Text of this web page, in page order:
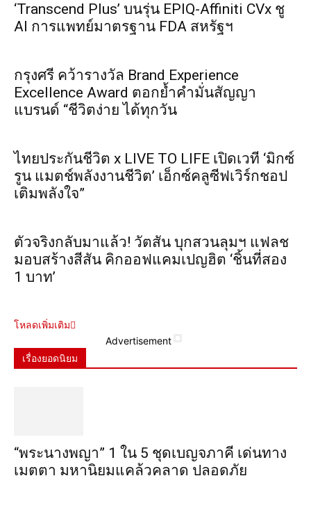
‘Transcend Plus’ บนรุ่น EPIQ-Affiniti CVx ชู
AI การแพทย์มาตรฐาน FDA สหรัฐฯ
กรุงศรี คว้ารางวัล Brand Experience
Excellence Award ตอกย้ำคำมั่นสัญญา
แบรนด์ “ชีวิตง่าย ได้ทุกวัน
ไทยประกันชีวิต x LIVE TO LIFE เปิดเวที ‘มิกซ์
รูน แมตช์พลังงานชีวิต’ เอ็กซ์คลูซีฟเวิร์กชอป
เติมพลังใจ”
ตัวจริงกลับมาแล้ว! วัตสัน บุกสวนลุมฯ แฟลช
มอบสร้างสีสัน คิกออฟแคมเปญฮิต ‘ชิ้นที่สอง
1 บาท’
โหลดเพิ่มเติม
Advertisement
เรื่องยอดนิยม
“พระ​นาง​พญา” 1 ใน 5​ ชุดเบญจ​ภาคี​ เด่นทาง
เมตตา​ มหา​นิยม​แคล้วคลาด​ ปลอดภัย​